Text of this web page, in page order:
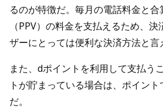
るのが特徴だ。毎月の電話料金と
（PPV）の料金を支払えるため、
ザーにとっては便利な決済方法と言
また、dポイントを利用して支払う
トが貯まっている場合は、ポイン
だ。